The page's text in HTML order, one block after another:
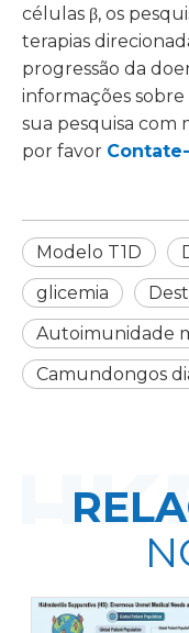
células β, os
terapias
progressão da
informações
sua pesquisa com
por favor
Modelo T1D
glicemia
Autoimunidade
Camundongos